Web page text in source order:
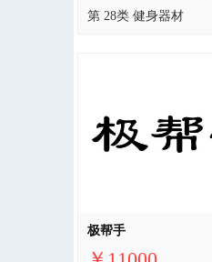
第 28类 健身器材
极帮手